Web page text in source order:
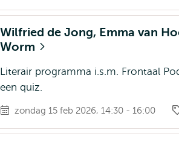
Wilfried de Jong, Emma van
Worm
Literair programma i.s.m. Frontaal
een quiz.
zondag 15 feb 2026, 14:30 - 16:00